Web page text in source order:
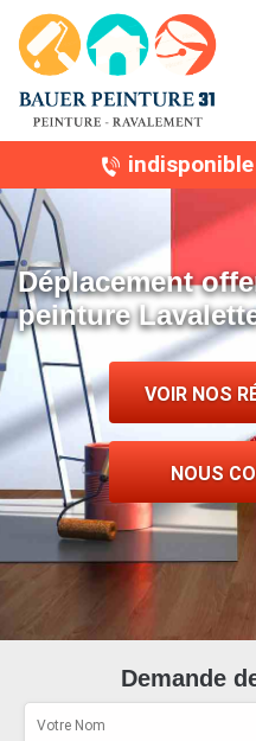
indisponible
Déplacement
peinture
VOIR NOS
NOUS
Demande